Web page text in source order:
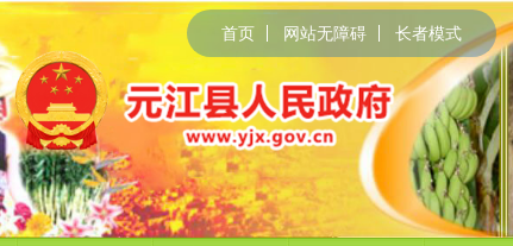
首页 网站无障碍 长者模式